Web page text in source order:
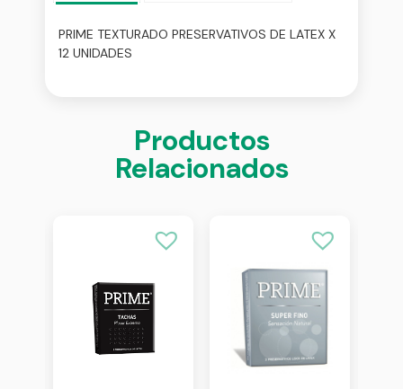
PRIME TEXTURADO PRESERVATIVOS DE LATEX X
12 UNIDADES
Productos
Relacionados